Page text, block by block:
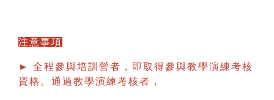
注意事項
► 全程參與培訓營者，即取得參與教學演練考核
資格。通過教學演練考核者，